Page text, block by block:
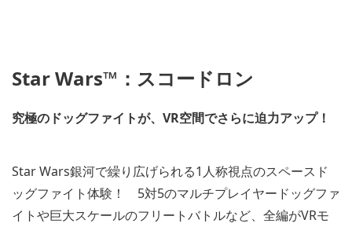
Star Wars™：スコードロン
究極のドッグファイトが、VR空間でさらに迫力アップ！
Star Wars銀河で繰り広げられる1人称視点のスペースド
ッグファイト体験！ 5対5のマルチプレイヤードッグファ
イトや巨大スケールのフリートバトルなど、全編がVRモ